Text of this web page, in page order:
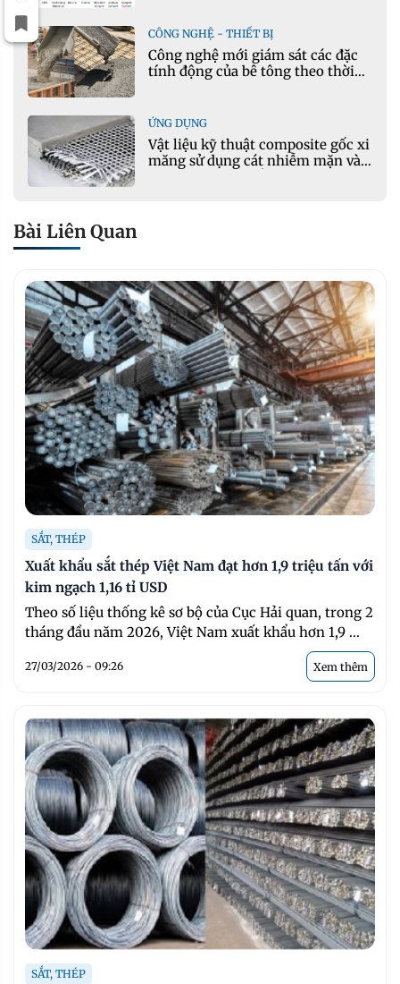
CÔNG NGHỆ - THIẾT BỊ
Công nghệ mới giám sát các đặc
tính động của bê tông theo thời
ỨNG DỤNG
Vật liệu kỹ thuật composite gốc xi
măng sử dụng cát nhiễm mặn và
Bài Liên Quan
SẮT, THÉP
Xuất khẩu sắt thép Việt Nam đạt hơn 1,9 triệu tấn với
kim ngạch 1,16 tỉ USD
Theo số liệu thống kê sơ bộ của Cục Hải quan, trong 2
tháng đầu năm 2026, Việt Nam xuất khẩu hơn 1,9 ...
27/03/2026 - 09:26 Xem thêm
SẮT, THÉP